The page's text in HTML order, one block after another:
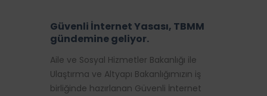
Güvenli İnternet Yasası, TBMM
gündemine geliyor.
Aile ve Sosyal Hizmetler Bakanlığı ile
Ulaştırma ve Altyapı Bakanlığımızın iş
birliğinde hazırlanan Güvenli İnternet